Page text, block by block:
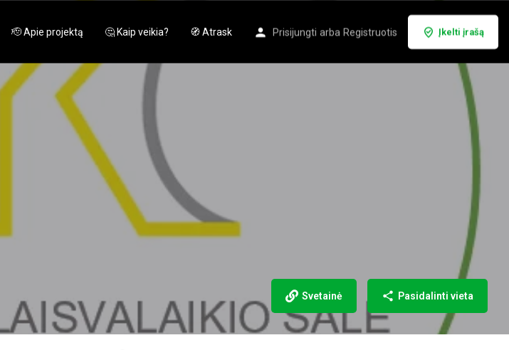
🫡 Apie projektą 🤔 Kaip veikia? 🧭 Atrask Prisijungti arba Registruotis Įkelti įrašą
Svetainė Pasidalinti vieta